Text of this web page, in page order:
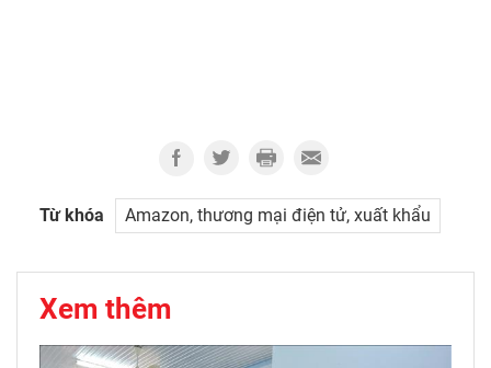
Từ khóa Amazon, thương mại điện tử, xuất khẩu
Xem thêm